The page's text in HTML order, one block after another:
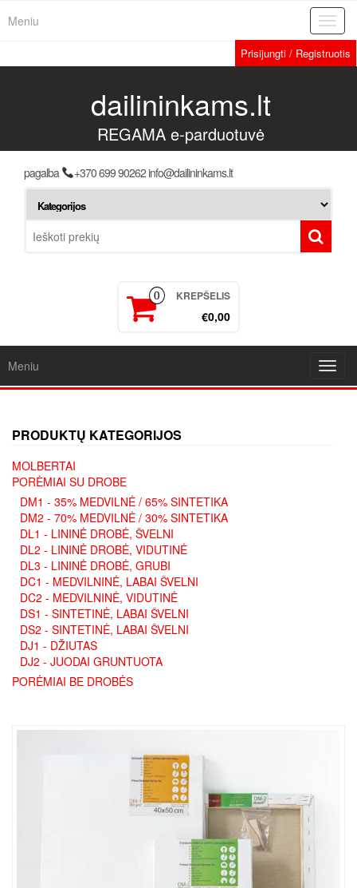
Meniu
Prisijungti / Registruotis
dailininkams.lt
REGAMA e-parduotuvė
pagalba +370 699 90262 info@dailininkams.lt
0 KREPŠELIS
€0,00
Meniu
PRODUKTŲ KATEGORIJOS
MOLBERTAI
PORĖMIAI SU DROBE
DM1 - 35% MEDVILNĖ / 65% SINTETIKA
DM2 - 70% MEDVILNĖ / 30% SINTETIKA
DL1 - LININĖ DROBĖ, ŠVELNI
DL2 - LININĖ DROBĖ, VIDUTINĖ
DL3 - LININĖ DROBĖ, GRUBI
DC1 - MEDVILNINĖ, LABAI ŠVELNI
DC2 - MEDVILNINĖ, VIDUTINĖ
DS1 - SINTETINĖ, LABAI ŠVELNI
DS2 - SINTETINĖ, LABAI ŠVELNI
DJ1 - DŽIUTAS
DJ2 - JUODAI GRUNTUOTA
PORĖMIAI BE DROBĖS